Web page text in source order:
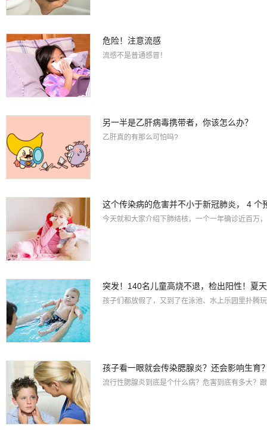
危险！注意流感
流感不是普通感冒！
另一半是乙肝病毒携带者，你该怎么办？
乙肝真的有那么可怕吗?
这个传染病的危害并不小于新冠肺炎， 4 个
今天就和大家介绍下肺结核，一个一年确诊近百万
突发！140名儿童高烧不退，检出阳性！夏
孩子们都放假了，又到了在泳池、水上乐园里扑腾
孩子看一眼就会传染腮腺炎？还会影响生育
流行性腮腺炎到底是个什么病？危害到底有多大？